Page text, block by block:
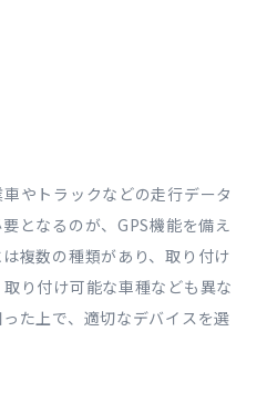
やトラックなどの走行データ
となるのが、GPS機能を備え
複数の種類があり、取り付け
り付け可能な車種なども異な
た上で、適切なデバイスを選